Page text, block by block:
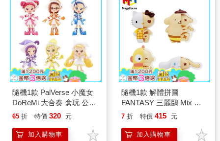
隨機1款 PalVerse 小魔女
DoReMi 大合奏 盒玩 公仔
模型 擺飾 藤原羽月 妹尾
65 折 特價 320 元
加入購物車
隨機1款 解體拼圖
FANTASY 三麗鷗 Mix 蜂
蜜系列 立體拼圖 盒玩 公
7 折 特價 415 元
加入購物車